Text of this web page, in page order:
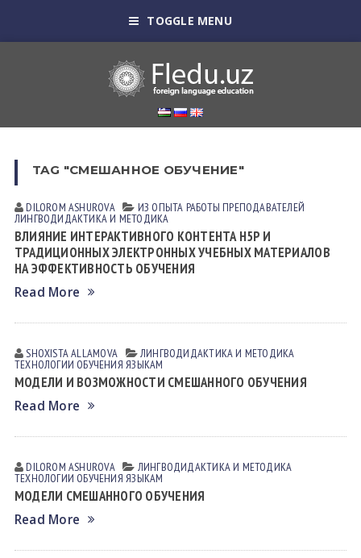
TOGGLE MENU
TAG "СМЕШАННОЕ ОБУЧЕНИЕ"
DILOROM АSHUROVА ИЗ ОПЫТА РАБОТЫ ПРЕПОДАВАТЕЛЕЙ
ЛИНГВОДИДАКТИКА И МЕТОДИКА
ВЛИЯНИЕ ИНТЕРАКТИВНОГО КОНТЕНТА H5P И
ТРАДИЦИОННЫХ ЭЛЕКТРОННЫХ УЧЕБНЫХ МАТЕРИАЛОВ
НА ЭФФЕКТИВНОСТЬ ОБУЧЕНИЯ
Read More
SHOXISTA АLLАMOVА ЛИНГВОДИДАКТИКА И МЕТОДИКА
ТЕХНОЛОГИИ ОБУЧЕНИЯ ЯЗЫКАМ
МОДЕЛИ И ВОЗМОЖНОСТИ СМЕШАННОГО ОБУЧЕНИЯ
Read More
DILOROM АSHUROVА ЛИНГВОДИДАКТИКА И МЕТОДИКА
ТЕХНОЛОГИИ ОБУЧЕНИЯ ЯЗЫКАМ
МОДЕЛИ СМЕШАННОГО ОБУЧЕНИЯ
Read More